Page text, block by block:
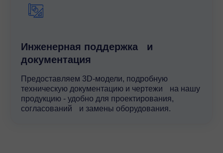
Инженерная поддержка и
документация
Предоставляем 3D-модели, подробную
техническую документацию и чертежи на нашу
продукцию - удобно для проектирования,
согласований и замены оборудования.